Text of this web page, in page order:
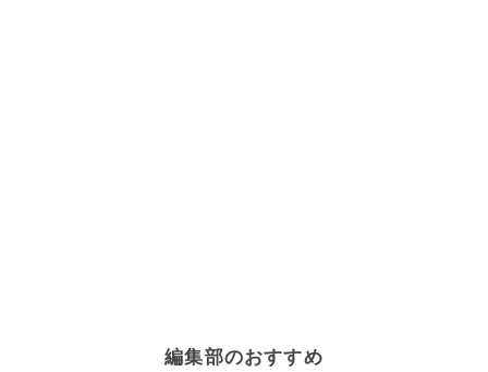
編集部のおすすめ